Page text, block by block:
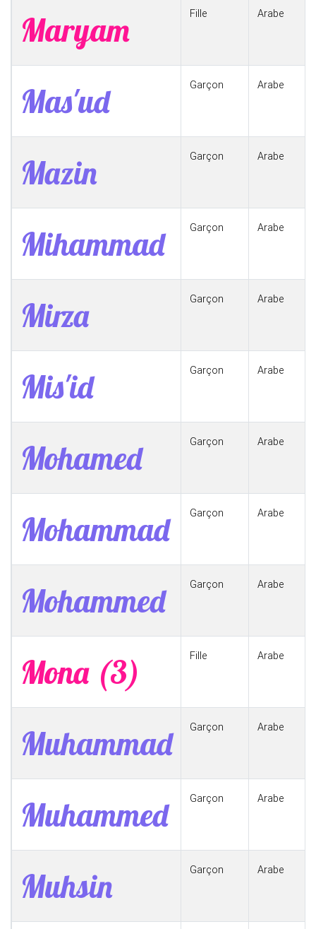
Maryam Fille Arabe
Mas'ud Garçon Arabe
Mazin Garçon Arabe
Mihammad Garçon Arabe
Mirza Garçon Arabe
Mis'id Garçon Arabe
Mohamed Garçon Arabe
Mohammad Garçon Arabe
Mohammed Garçon Arabe
Mona (3) Fille Arabe
Muhammad Garçon Arabe
Muhammed Garçon Arabe
Muhsin Garçon Arabe